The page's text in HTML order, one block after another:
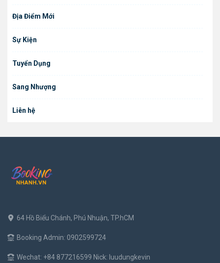
Địa Điểm Mới
Sự Kiện
Tuyển Dụng
Sang Nhượng
Liên hệ
64 Hồ Biểu Chánh, Phú Nhuận, TP.hCM
Booking Admin: 0902599724
Wechat: +84 877216599 Nick: luudungkevin